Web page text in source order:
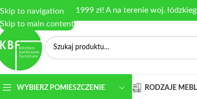
Skip to navigation
Skip to main content
dostawa od 1999 zł! A na terenie woj.
WYBIERZ POMIESZCZENIE RODZAJE MEBLI